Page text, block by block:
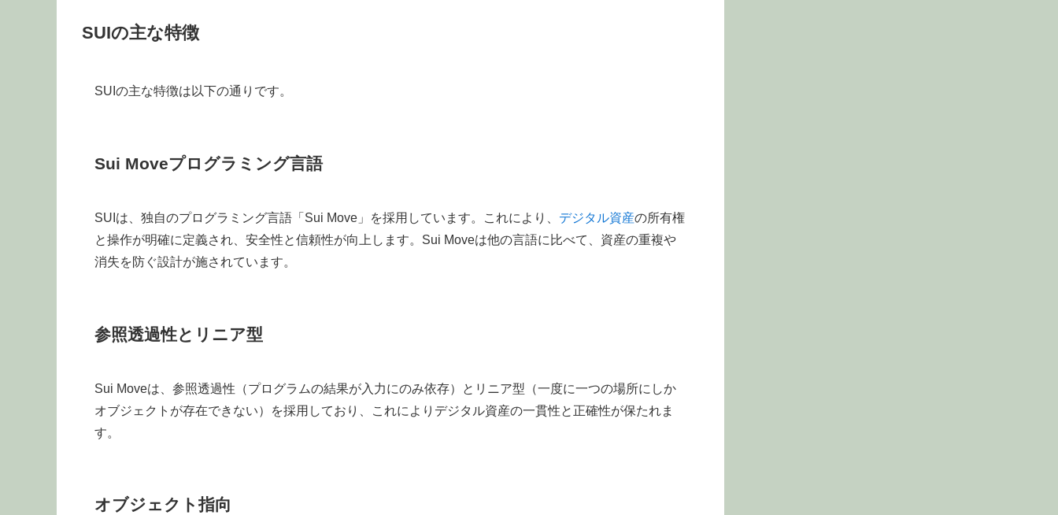
SUIの主な特徴
SUIの主な特徴は以下の通りです。
Sui Moveプログラミング言語
SUIは、独自のプログラミング言語「Sui Move」を採用しています。これにより、 デジタル資産の所有権
と操作が明確に定義され、安全性と信頼性が向上します。Sui Moveは他の言語に比べて、資産の重複や
消失を防ぐ設計が施されています。
参照透過性とリニア型
Sui Moveは、参照透過性（プログラムの結果が入力にのみ依存）とリニア型（一度に一つの場所にしか
オブジェクトが存在できない）を採用しており、これによりデジタル資産の一貫性と正確性が保たれま
す。
オブジェクト指向